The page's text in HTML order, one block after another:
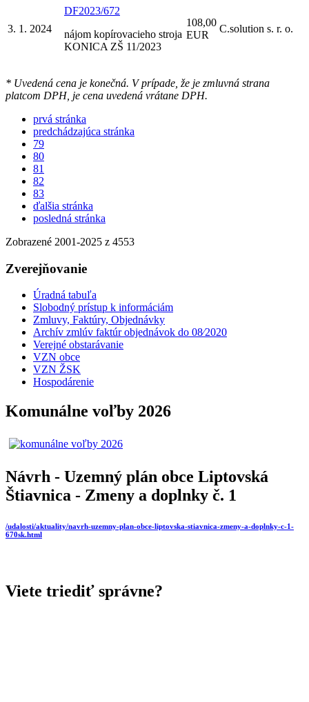
3. 1. 2024
DF2023/672
nájom kopírovacieho stroja
KONICA ZŠ 11/2023
108,00
EUR
C.solution s. r. o.
* Uvedená cena je konečná. V prípade, že je zmluvná strana
platcom DPH, je cena uvedená vrátane DPH.
prvá stránka
predchádzajúca stránka
79
80
81
82
83
ďalšia stránka
posledná stránka
Zobrazené 2001-2025 z 4553
Zverejňovanie
Úradná tabuľa
Slobodný prístup k informáciám
Zmluvy, Faktúry, Objednávky
Archív zmlúv faktúr objednávok do 08⁄2020
Verejné obstarávanie
VZN obce
VZN ŽSK
Hospodárenie
Komunálne voľby 2026
Návrh - Uzemný plán obce Liptovská
Štiavnica - Zmeny a doplnky č. 1
/udalosti/aktuality/navrh-uzemny-plan-obce-liptovska-stiavnica-zmeny-a-doplnky-c-1-
670sk.html
Viete triediť správne?